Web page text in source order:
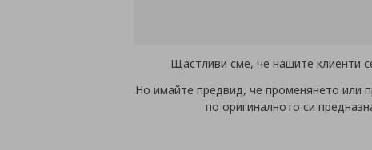
Щастливи сме, че нашите клиенти
Но имайте предвид, че променянето или
по оригиналното си